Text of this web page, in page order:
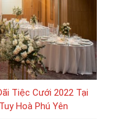
Tiệc Cưới 2022 Tại
Hoà Phú Yên